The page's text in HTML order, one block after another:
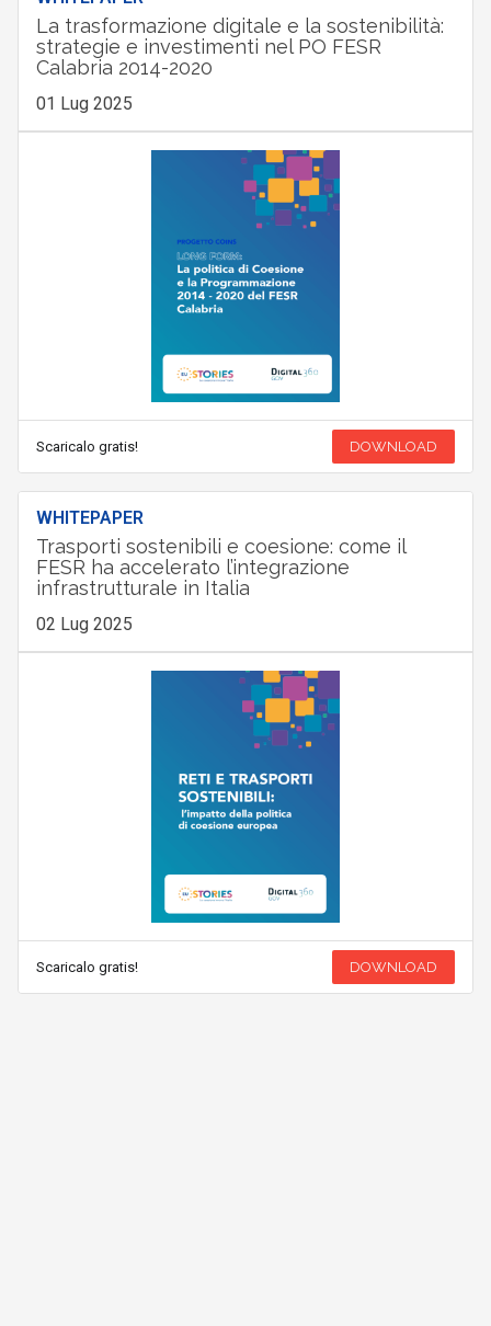
La trasformazione digitale e la sostenibilità:
strategie e investimenti nel PO FESR
Calabria 2014-2020
01 Lug 2025
Scaricalo gratis! DOWNLOAD
WHITEPAPER
Trasporti sostenibili e coesione: come il
FESR ha accelerato l’integrazione
infrastrutturale in Italia
02 Lug 2025
Scaricalo gratis! DOWNLOAD